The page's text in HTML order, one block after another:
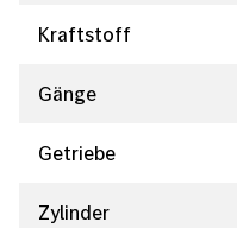
Kraftstoff
Gänge
Getriebe
Zylinder